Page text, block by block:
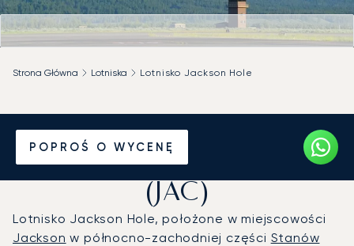
POPROŚ O WYCENĘ
Strona Główna Lotniska Lotnisko Jackson Hole
Prywatny odrzutowiec na
Lotnisko Jackson Hole
(JAC)
Lotnisko Jackson Hole, położone w miejscowości
Jackson w północno-zachodniej części Stanów